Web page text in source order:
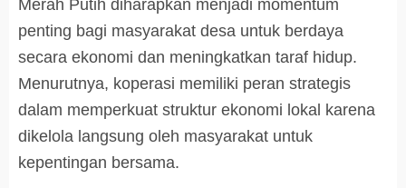
Merah Putih diharapkan menjadi momentum
penting bagi masyarakat desa untuk berdaya
secara ekonomi dan meningkatkan taraf hidup.
Menurutnya, koperasi memiliki peran strategis
dalam memperkuat struktur ekonomi lokal karena
dikelola langsung oleh masyarakat untuk
kepentingan bersama.